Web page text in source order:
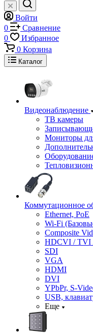
Войти
0
Сравнение
0
Избранное
0 Корзина
Каталог
Видеонаблюдение
ТВ камеры
Мониторы
Коммутационное
Ethernet, PoE
Wi-Fi
Composite
HDCVI / TVI
SDI
VGA
HDMI
DVI
YPbPr, S-
USB,
Еще